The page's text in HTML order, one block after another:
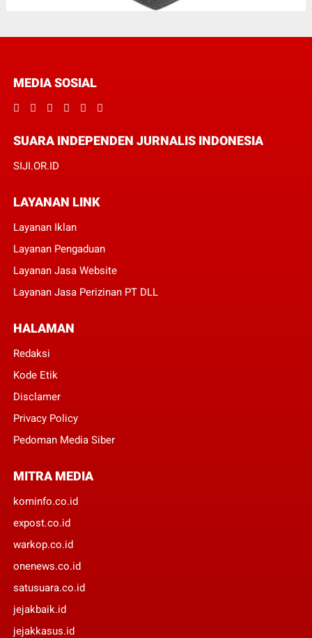
MEDIA SOSIAL
SUARA INDEPENDEN JURNALIS INDONESIA
SIJI.OR.ID
LAYANAN LINK
Layanan Iklan
Layanan Pengaduan
Layanan Jasa Website
Layanan Jasa Perizinan PT DLL
HALAMAN
Redaksi
Kode Etik
Disclamer
Privacy Policy
Pedoman Media Siber
MITRA MEDIA
kominfo.co.id
expost.co.id
warkop.co.id
onenews.co.id
satusuara.co.id
jejakbaik.id
jejakkasus.id